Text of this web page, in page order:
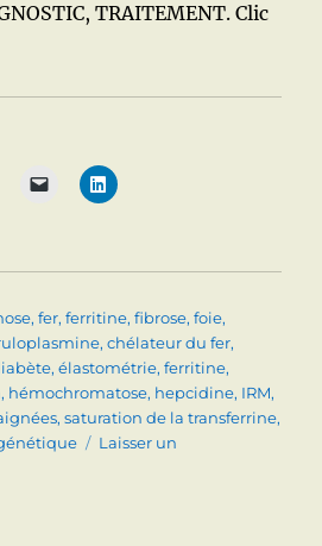
TRAITEMENT. Clic
,fer,ferritine,fibrose,foie,
,chélateur du fer,
,élastométrie,ferritine,
, hémochromatose, hepcidine, IRM,
,saturation de la transferrine,
Laisser un